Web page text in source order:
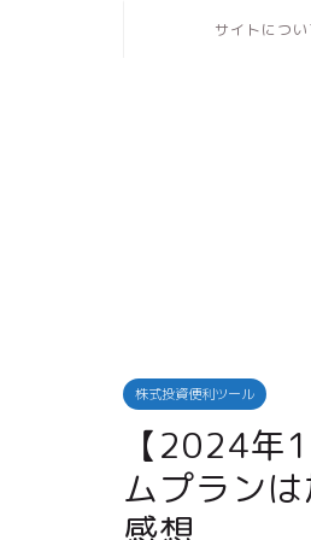
サイトについ
株式投資便利ツール
【2024年
ムプラン